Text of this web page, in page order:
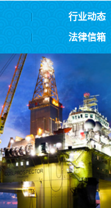
行业动态
法律信箱